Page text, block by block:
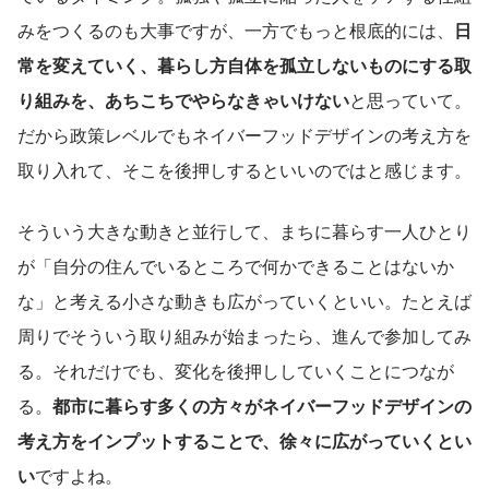
みをつくるのも大事ですが、一方でもっと根底的には、 日
常を変えていく、暮らし方自体を孤立しないものにする取
り組みを、あちこちでやらなきゃいけないと思っていて。
だから政策レベルでもネイバーフッドデザインの考え方を
取り入れて、そこを後押しするといいのではと感じます。
そういう大きな動きと並行して、まちに暮らす一人ひとり
が「自分の住んでいるところで何かできることはないか
な」と考える小さな動きも広がっていくといい。たとえば
周りでそういう取り組みが始まったら、進んで参加してみ
る。それだけでも、変化を後押ししていくことにつなが
る。 都市に暮らす多くの方々がネイバーフッドデザインの
考え方をインプットすることで、徐々に広がっていくとい
いですよね。